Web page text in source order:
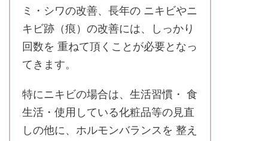
ミ・シワの改善、長年の ニキビやニ
キビ跡（痕）の改善には、しっかり
回数を 重ねて頂くことが必要となっ
てきます。
特にニキビの場合は、生活習慣・ 食
生活・使用している化粧品等の見直
しの他に、ホルモンバランスを 整え